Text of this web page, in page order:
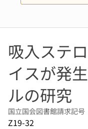
吸入ステ
イスが発
ルの研究
国立国会図書館請求記号
Z19-32